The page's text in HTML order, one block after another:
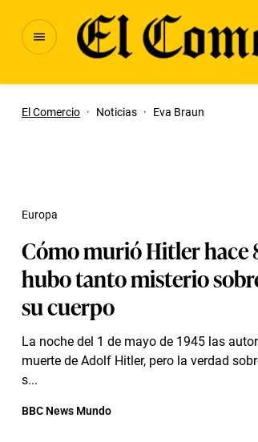
El Comercio · Noticias · Eva Braun
Cómo murió Hitler hace
hubo tanto misterio
su cuerpo
La noche del 1 de mayo de 1945 las
muerte de Adolf Hitler, pero la verdad
s...
Europa
BBC News Mundo